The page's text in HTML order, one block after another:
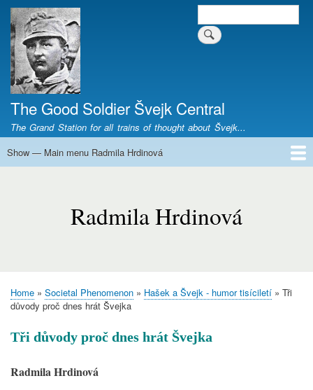
Search
The Good Soldier Švejk Central
The Grand Station for all trains of thought about Švejk...
Main
Show — Main menu Radmila Hrdinová
Radmila Hrdinová
Breadcrumb
Home Societal Phenomenon Hašek a Švejk - humor tisíciletí
Tři
důvody proč dnes hrát Švejka
Tři důvody proč dnes hrát Švejka
Radmila Hrdinová